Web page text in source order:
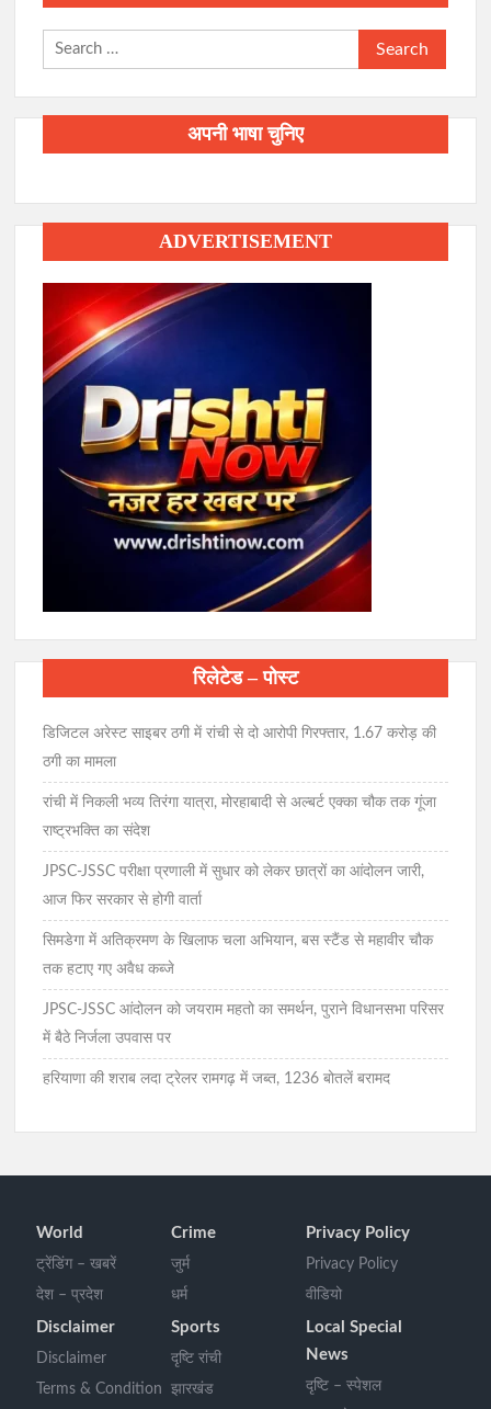
Search
for:
अपनी भाषा चुनिए
ADVERTISEMENT
रिलेटेड – पोस्ट
डिजिटल अरेस्ट साइबर ठगी में रांची से दो आरोपी गिरफ्तार, 1.67 करोड़ की
ठगी का मामला
रांची में निकली भव्य तिरंगा यात्रा, मोरहाबादी से अल्बर्ट एक्का चौक तक गूंजा
राष्ट्रभक्ति का संदेश
JPSC-JSSC परीक्षा प्रणाली में सुधार को लेकर छात्रों का आंदोलन जारी,
आज फिर सरकार से होगी वार्ता
सिमडेगा में अतिक्रमण के खिलाफ चला अभियान, बस स्टैंड से महावीर चौक
तक हटाए गए अवैध कब्जे
JPSC-JSSC आंदोलन को जयराम महतो का समर्थन, पुराने विधानसभा परिसर
में बैठे निर्जला उपवास पर
हरियाणा की शराब लदा ट्रेलर रामगढ़ में जब्त, 1236 बोतलें बरामद
World
ट्रेंडिंग – खबरें
देश – प्रदेश
Crime
जुर्म
धर्म
Privacy Policy
Privacy Policy
वीडियो
Disclaimer
Disclaimer
Terms & Condition
Sports
दृष्टि रांची
झारखंड
Local Special
News
दृष्टि – स्पेशल